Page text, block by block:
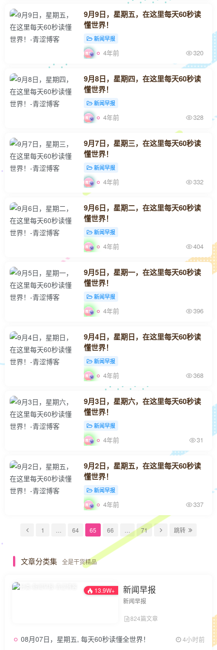
9月9日，星期五，在这里每天60秒读
懂世界！
新闻早报
4年前 320
9月8日，星期四，在这里每天60秒读
懂世界！
新闻早报
4年前 328
9月7日，星期三，在这里每天60秒读
懂世界！
新闻早报
4年前 332
9月6日，星期二，在这里每天60秒读
懂世界！
新闻早报
4年前 404
9月5日，星期一，在这里每天60秒读
懂世界！
新闻早报
4年前 396
9月4日，星期日，在这里每天60秒读
懂世界！
新闻早报
4年前 368
9月3日，星期六，在这里每天60秒读
懂世界！
新闻早报
4年前 31
9月2日，星期五，在这里每天60秒读
懂世界！
新闻早报
4年前 337
1 64 65 66 71 跳转
文章分类集 全是干货精品
13.9W+ 新闻早报
新闻早报
824篇文章
08月07日，星期五, 每天60秒读懂全世界！ 4小时前